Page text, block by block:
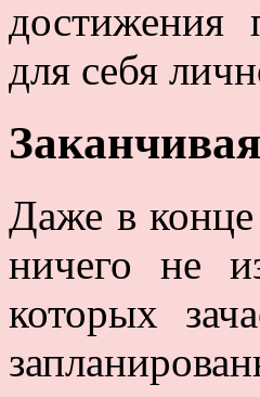
достижения
для себя
Даже в конце
ничего не
которых